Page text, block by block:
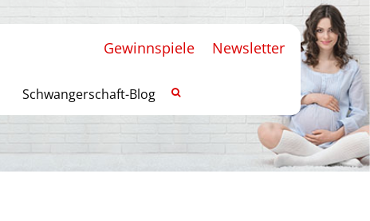
Gewinnspiele Newsletter
Schwangerschaft-Blog